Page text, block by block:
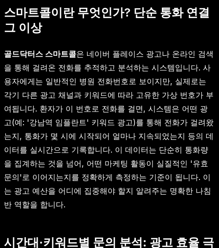
스마트콜이란 무엇인가? 단순 통화 연결
그 이상
골드닥터스 스마트콜은 네이버 플레이스 광고나 온라인 검색
을 통해 걸려온 전화를 추적하고 분석하는 시스템입니다. 사
용자에게는 일반적인 병원 전화번호로 보이지만, 실제로는
각기 다른 광고 채널과 키워드에 따라 고유한 가상 번호가 부
여됩니다. 환자가 이 번호로 전화를 걸면, 시스템은 어떤 광
고(예: '강남역 임플란트' 키워드 광고)를 통해 전화가 걸려왔
는지, 통화가 몇 시에 시작되어 얼마나 지속되었는지 등의 데
이터를 실시간으로 기록합니다. 이 데이터는 단순히 통화량
을 집계하는 것을 넘어, 어떤 마케팅 활동이 실질적인 '유효
문의'로 이어지는지를 정확하게 측정하는 기준이 됩니다. 이
는 광고 예산을 어디에 집중해야 할지 알려주는 명확한 나침
반 역할을 합니다.
시간대·키워드별 문의 분석: 광고 효율 극